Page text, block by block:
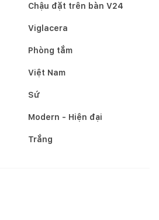
Chậu đặt trên bàn V24
Viglacera
Phòng tắm
Việt Nam
Sứ
Modern - Hiện đại
Trắng